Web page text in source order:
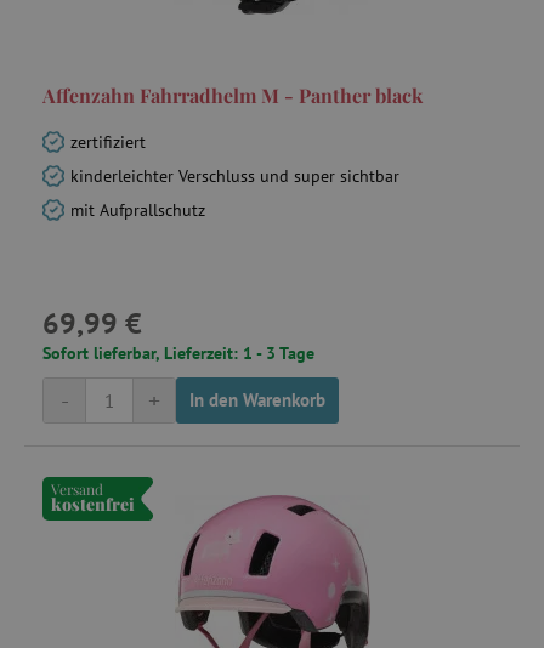
Affenzahn Fahrradhelm M - Panther black
zertifiziert
kinderleichter Verschluss und super sichtbar
mit Aufprallschutz
69,99 €
Sofort lieferbar, Lieferzeit: 1 - 3 Tage
+
- In den Warenkorb
Versand
kostenfrei